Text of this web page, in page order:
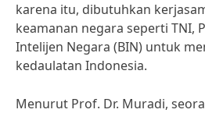
karena itu, dibutuhkan
keamanan negara seperti TNI,
Intelijen Negara (BIN) untuk
kedaulatan Indonesia.
Menurut Prof. Dr. Muradi,